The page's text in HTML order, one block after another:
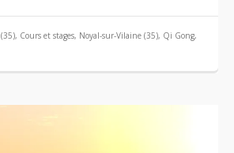
, Cours et stages, Noyal-sur-Vilaine (35), Qi Gong,